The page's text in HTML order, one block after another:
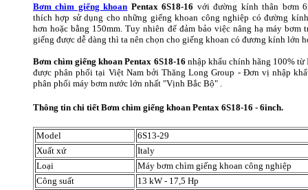
Bơm chìm giếng khoan Pentax 6S18-16 với đường kính thân bơm
thích hợp sử dụng cho những giếng khoan công nghiệp có đường
hơn hoặc bằng 150mm. Tuy nhiên để đảm bảo việc nâng hạ máy bơm
giếng được dễ dàng thì ta nên chọn cho giếng khoan có đương kính lớn
Bơm chìm giếng khoan Pentax 6S18-16 nhập khẩu chính hãng 100% từ
được phân phối tại Việt Nam bởi Thăng Long Group - Đơn vị nhập
phân phối máy bơm nước lớn nhất "Vịnh Bắc Bộ" .
Thông tin chi tiết Bơm chìm giếng khoan Pentax 6S18-16 - 6inch.
Model
6S13-29
Xuất xứ
Italy
Loại
Máy bơm chìm giếng khoan công nghiệp
Công suất
13 kW - 17,5 Hp